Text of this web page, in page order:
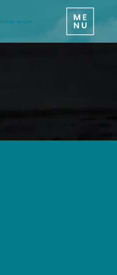
Iniciar sesión